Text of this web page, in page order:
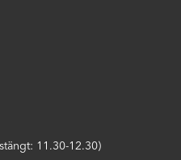
11.30-12.30)